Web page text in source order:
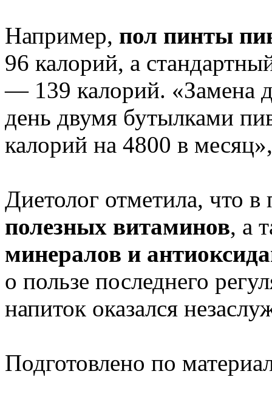
Например, пол пинты
96 калорий, а
— 139 калорий. «Замена
день двумя бутылками
калорий на 4800 в
Диетолог отметила, что
полезных витаминов, а
минералов и
о пользе последнего
напиток оказался
Подготовлено по